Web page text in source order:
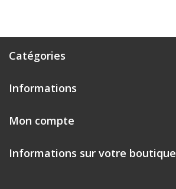
Catégories
Informations
Mon compte
Informations sur votre boutique